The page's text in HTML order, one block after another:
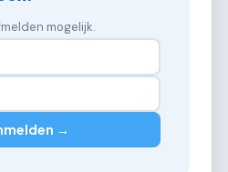
mogelijk.
→